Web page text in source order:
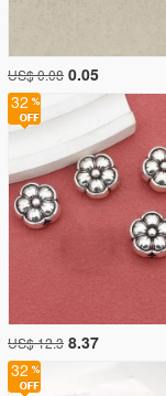
US$ 0.08 0.05
32
32
US$ 12.3 8.37